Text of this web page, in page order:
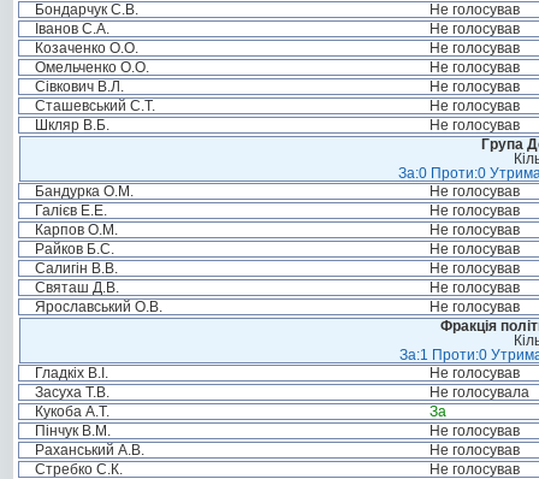
Бондарчук С.В.
Не голосував
Іванов С.А.
Не голосував
Козаченко О.О.
Не голосував
Омельченко О.О.
Не голосував
Сівкович В.Л.
Не голосував
Сташевський С.Т.
Не голосував
Шкляр В.Б.
Не голосував
Група
За:0 Проти:0
Бандурка О.М.
Не голосував
Галієв Е.Е.
Не голосував
Карпов О.М.
Не голосував
Райков Б.С.
Не голосував
Салигін В.В.
Не голосував
Святаш Д.В.
Не голосував
Ярославський О.В.
Не голосував
Фракція
За:1 Проти:0
Гладкіх В.І.
Не голосував
Засуха Т.В.
Не голосувала
Кукоба А.Т.
За
Пінчук В.М.
Не голосував
Раханський А.В.
Не голосував
Стребко С.К.
Не голосував